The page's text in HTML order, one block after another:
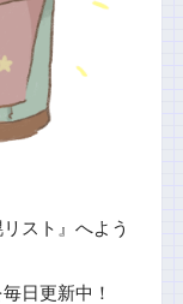
スト』へよう
日更新中！